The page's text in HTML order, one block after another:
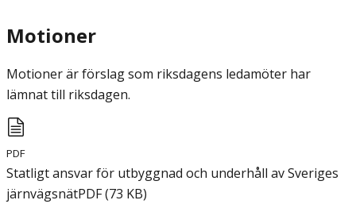
Motioner
Motioner är förslag som riksdagens ledamöter har
lämnat till riksdagen.
PDF
Statligt ansvar för utbyggnad och underhåll av Sveriges
järnvägsnätPDF(73 KB)